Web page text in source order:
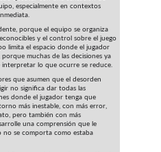
especialmente en contextos
porque el equipo se organiza
y el control sobre el juego
limita el espacio donde el jugador
muchas de las decisiones ya
interpretar lo que ocurre se reduce.
que asumen que el desorden
no significa dar todas las
donde el jugador tenga que
más inestable, con más error,
pero también con más
una comprensión que le
no se comporta como estaba